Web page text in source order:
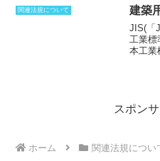
般住宅
な分野
けを依
設の維
とも可
ることはできないが、新築物件な
合は、比較的応じてもらえる可能
関連法規について 建築
JIS(「
工業標
本工業
やコス
者は
質と信
スポン
ホーム 関連法規につい